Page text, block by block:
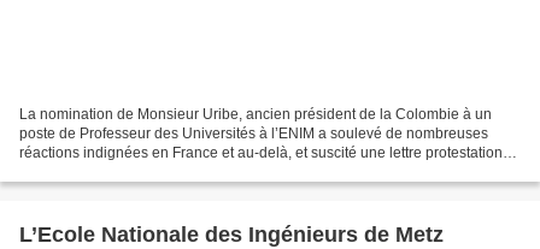
La nomination de Monsieur Uribe, ancien président de la Colombie à un
poste de Professeur des Universités à l’ENIM a soulevé de nombreuses
réactions indignées en France et au-delà, et suscité une lettre protestation
L’Ecole Nationale des Ingénieurs de Metz